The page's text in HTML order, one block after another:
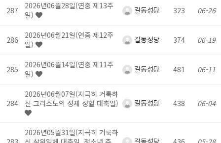
287
2026년06월28일(연중 제13주
일)
길동성당 323 06-26
286
2026년06월21일(연중 제12주
일)
길동성당 374 06-19
285
2026년06월14일(연중 제11주
일)
길동성당 481 06-11
284
2026년06월07일(지극히 거룩하
신 그리스도의 성체 성혈 대축일)
길동성당 438 06-04
2026년05월31일(지극히 거룩하